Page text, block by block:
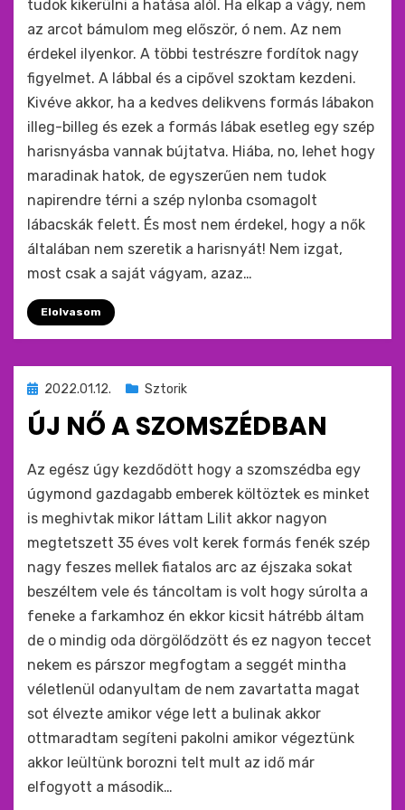
tudok kikerülni a hatása alól. Ha elkap a vágy, nem
az arcot bámulom meg először, ó nem. Az nem
érdekel ilyenkor. A többi testrészre fordítok nagy
figyelmet. A lábbal és a cipővel szoktam kezdeni.
Kivéve akkor, ha a kedves delikvens formás lábakon
illeg-billeg és ezek a formás lábak esetleg egy szép
harisnyásba vannak bújtatva. Hiába, no, lehet hogy
maradinak hatok, de egyszerűen nem tudok
napirendre térni a szép nylonba csomagolt
lábacskák felett. És most nem érdekel, hogy a nők
általában nem szeretik a harisnyát! Nem izgat,
most csak a saját vágyam, azaz…
Elolvasom
Beküldve
ide
2022.01.12. Sztorik
ÚJ NŐ A SZOMSZÉDBAN
monkey
Az egész úgy kezdődött hogy a szomszédba egy
úgymond gazdagabb emberek költöztek es minket
is meghivtak mikor láttam Lilit akkor nagyon
megtetszett 35 éves volt kerek formás fenék szép
nagy feszes mellek fiatalos arc az éjszaka sokat
beszéltem vele és táncoltam is volt hogy súrolta a
feneke a farkamhoz én ekkor kicsit hátrébb áltam
de o mindig oda dörgölődzött és ez nagyon teccet
nekem es párszor megfogtam a seggét mintha
véletlenül odanyultam de nem zavartatta magat
sot élvezte amikor vége lett a bulinak akkor
ottmaradtam segíteni pakolni amikor végeztünk
akkor leültünk borozni telt mult az idő már
elfogyott a második…